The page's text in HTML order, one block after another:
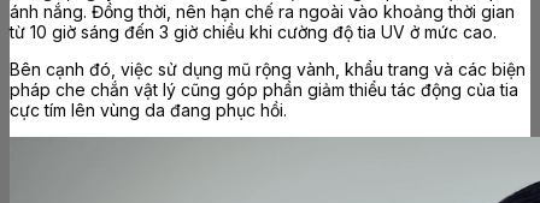
ánh nắng. Đồng thời, nên hạn chế ra ngoài vào khoảng thời gian
từ 10 giờ sáng đến 3 giờ chiều khi cường độ tia UV ở mức cao.
Bên cạnh đó, việc sử dụng mũ rộng vành, khẩu trang và các biện
pháp che chắn vật lý cũng góp phần giảm thiểu tác động của tia
cực tím lên vùng da đang phục hồi.